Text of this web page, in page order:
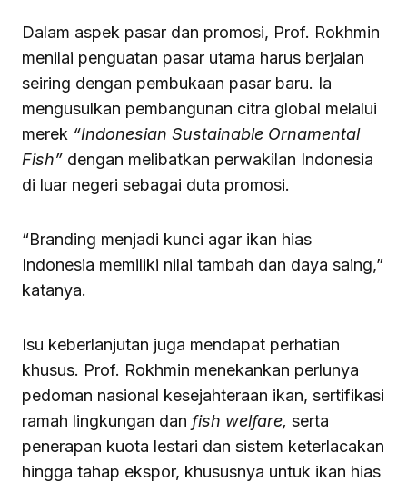
Dalam aspek pasar dan promosi, Prof. Rokhmin
menilai penguatan pasar utama harus berjalan
seiring dengan pembukaan pasar baru. Ia
mengusulkan pembangunan citra global melalui
merek “Indonesian Sustainable Ornamental
Fish” dengan melibatkan perwakilan Indonesia
di luar negeri sebagai duta promosi.
“Branding menjadi kunci agar ikan hias
Indonesia memiliki nilai tambah dan daya saing,”
katanya.
Isu keberlanjutan juga mendapat perhatian
khusus. Prof. Rokhmin menekankan perlunya
pedoman nasional kesejahteraan ikan, sertifikasi
ramah lingkungan dan fish welfare, serta
penerapan kuota lestari dan sistem keterlacakan
hingga tahap ekspor, khususnya untuk ikan hias